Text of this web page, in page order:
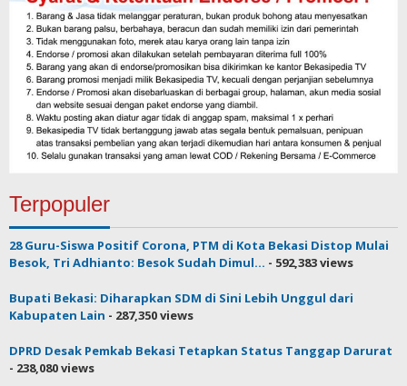
Terpopuler
28 Guru-Siswa Positif Corona, PTM di Kota Bekasi Distop Mulai
Besok, Tri Adhianto: Besok Sudah Dimul... - 592,383 views
Bupati Bekasi: Diharapkan SDM di Sini Lebih Unggul dari
Kabupaten Lain - 287,350 views
DPRD Desak Pemkab Bekasi Tetapkan Status Tanggap Darurat
- 238,080 views